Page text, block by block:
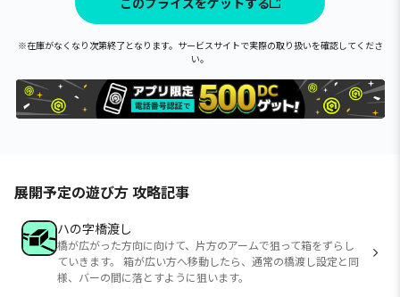
※在庫がなくなり次第終了となります。サービスサイトで実際の取り扱いを確認してくださ
い。
展開予定の遊び方 攻略記事
ハの字橋渡し
橋が広がった方向に向けて、片方のアームで狙って箱をずらし
ていきます。 箱が広い方へ移動したら、通常の橋渡し設定と同
様、バーの間に落とすように狙います。